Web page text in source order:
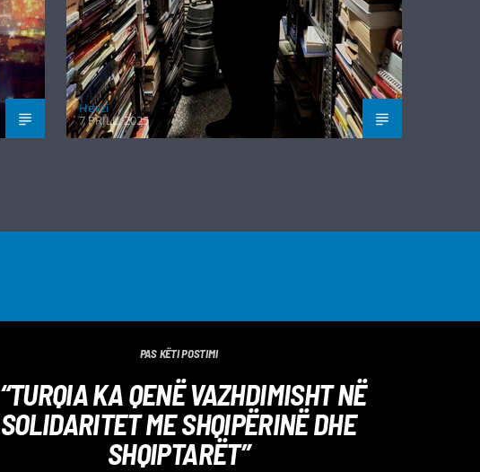
Hevzi
7 PRILL, 2025
PAS KËTI POSTIMI
“TURQIA KA QENË VAZHDIMISHT NË
SOLIDARITET ME SHQIPËRINË DHE
SHQIPTARËT”